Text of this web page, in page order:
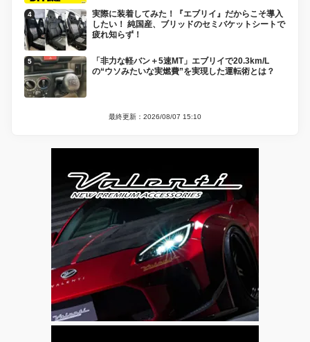
実際に装着してみた！『エブリイ』だからこそ導入
したい！ 純国産、ブリッドのセミバケットシートで
疲れ知らず！
「非力な軽バン＋5速MT」エブリイで20.3km/L
の“ウソみたいな実燃費”を実現した運転術とは？
最終更新：2026/08/07 15:10